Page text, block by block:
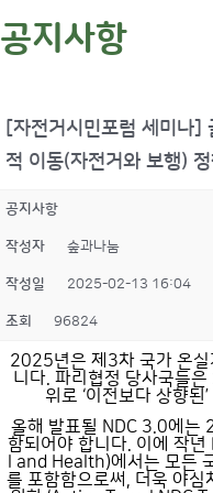
공지사항
[자전거시민포럼 세미나]
적 이동(자전거와 보행)
공지사항
작성자 숲과나눔
작성일 2025-02-13 16:04
조회 96824
2025년은 제3차 국가 온실
니다. 파리협정 당사국들
위로 ‘이전보다 상향된
올해 발표될 NDC 3.0에는
함되어야 합니다. 이에 작
l and Health)에서는 모든
를 포함함으로써, 더욱 야심